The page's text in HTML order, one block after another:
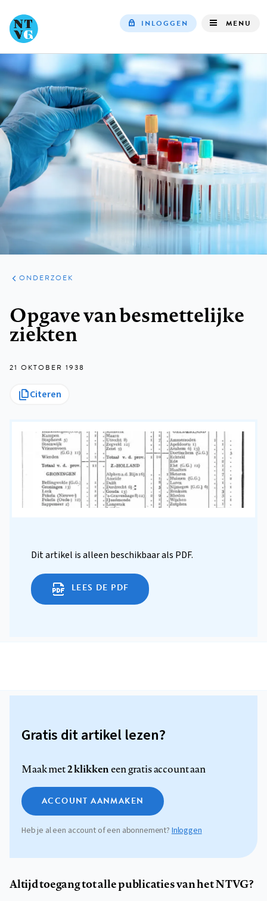
navigation
INLOGGEN MENU
ARTIKELEN
ONDERZOEK
ONDERZOEK
Opgave van besmettelijke
ziekten
21 OKTOBER 1938
Citeren
Dit artikel is alleen beschikbaar als PDF.
LEES DE PDF
Gratis dit artikel lezen?
Maak met2 klikkeneen gratis account aan
ACCOUNT AANMAKEN
Heb je al een account of een abonnement? Inloggen
Altijd toegang tot alle publicaties van het NTVG?